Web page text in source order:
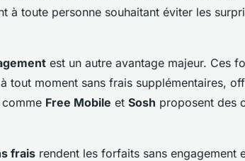
à toute personne souhaitant éviter les
est un autre avantage majeur. Ces
tout moment sans frais supplémentaires,
Free Mobile et Sosh proposent des
frais rendent les forfaits sans engagement